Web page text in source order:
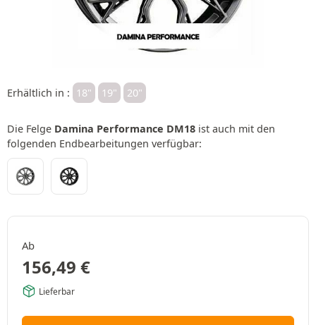
Erhältlich in : 18" 19" 20"
Die Felge Damina Performance DM18 ist auch mit den
folgenden Endbearbeitungen verfügbar:
Ab
156,49 €
Lieferbar